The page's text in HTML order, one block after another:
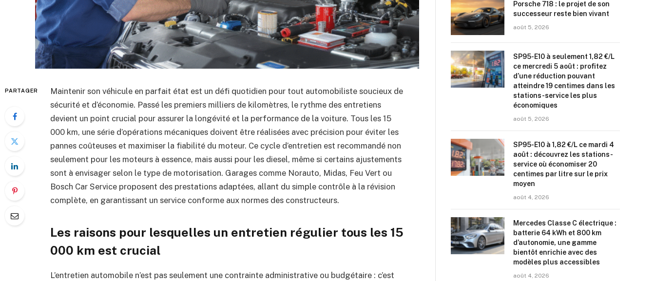
PARTAGER
Maintenir son véhicule en parfait état est un défi quotidien pour tout automobiliste soucieux de
sécurité et d’économie. Passé les premiers milliers de kilomètres, le rythme des entretiens
devient un point crucial pour assurer la longévité et la performance de la voiture. Tous les 15
000 km, une série d’opérations mécaniques doivent être réalisées avec précision pour éviter les
pannes coûteuses et maximiser la fiabilité du moteur. Ce cycle d’entretien est recommandé non
seulement pour les moteurs à essence, mais aussi pour les diesel, même si certains ajustements
sont à envisager selon le type de motorisation. Garages comme Norauto, Midas, Feu Vert ou
Bosch Car Service proposent des prestations adaptées, allant du simple contrôle à la révision
complète, en garantissant un service conforme aux normes des constructeurs.
Les raisons pour lesquelles un entretien régulier tous les 15
000 km est crucial
L’entretien automobile n’est pas seulement une contrainte administrative ou budgétaire : c’est
Porsche 718 : le projet de son
successeur reste bien vivant
août 5, 2026
SP95-E10 à seulement 1,82 €/L
ce mercredi 5 août : profitez
d’une réduction pouvant
atteindre 19 centimes dans les
stations-service les plus
économiques
août 5, 2026
SP95-E10 à 1,82 €/L ce mardi 4
août : découvrez les stations-
service où économiser 20
centimes par litre sur le prix
moyen
août 4, 2026
Mercedes Classe C électrique :
batterie 64 kWh et 800 km
d’autonomie, une gamme
bientôt enrichie avec des
modèles plus accessibles
août 4, 2026